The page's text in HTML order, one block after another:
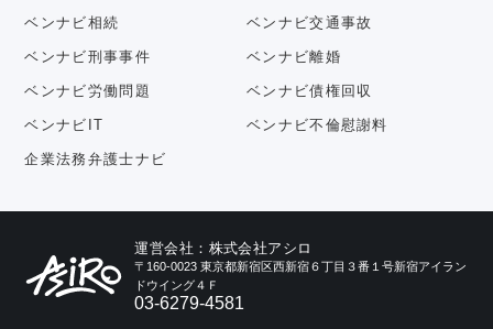
ベンナビ相続 ベンナビ交通事故
ベンナビ刑事事件 ベンナビ離婚
ベンナビ労働問題 ベンナビ債権回収
ベンナビIT ベンナビ不倫慰謝料
企業法務弁護士ナビ
運営会社：株式会社アシロ
〒160-0023 東京都新宿区西新宿６丁目３番１号新宿アイラン
ドウイング４Ｆ
03-6279-4581